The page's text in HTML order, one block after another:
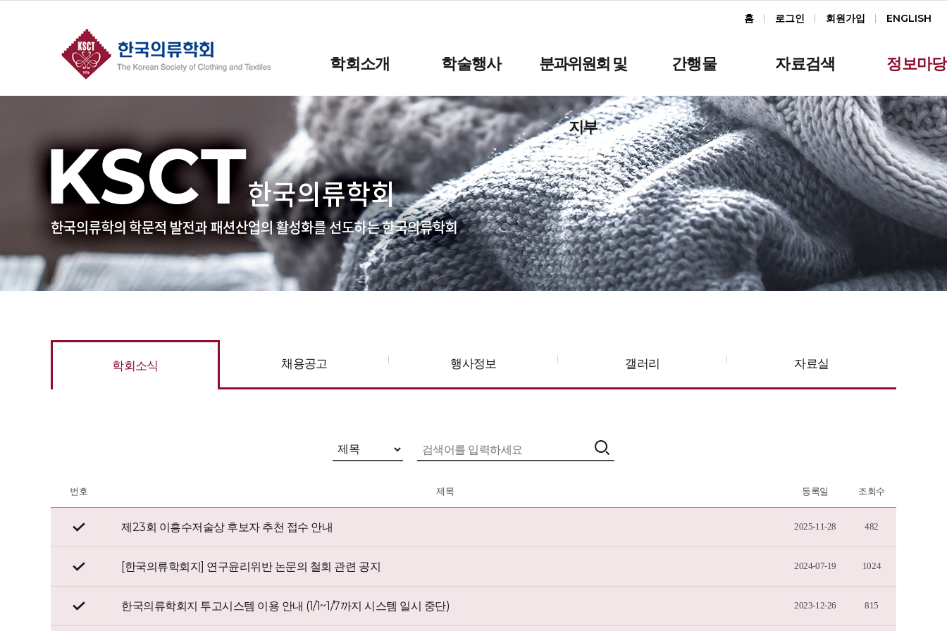
홈 로그인 회원가입 ENGLISH
학회소개 학술행사 분과위원회 및
지부
간행물 자료검색 정보마당
학회소식 채용공고 행사정보 갤러리 자료실
번호 제목 등록일 조회수
제23회 이흥수저술상 후보자 추천 접수 안내 2025-11-28 482
[한국의류학회지] 연구윤리위반 논문의 철회 관련 공지 2024-07-19 1024
한국의류학회지 투고시스템 이용 안내 (1/1~1/7까지 시스템 일시 중단) 2023-12-26 815